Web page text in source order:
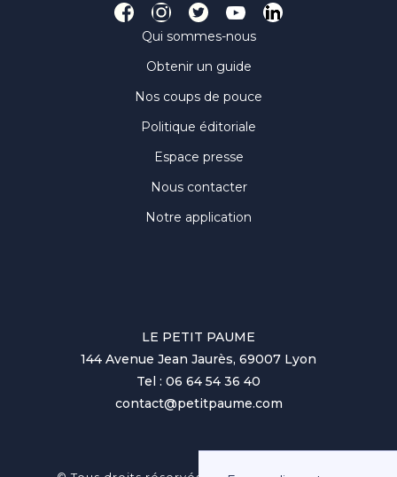
Qui sommes-nous
Obtenir un guide
Nos coups de pouce
Politique éditoriale
Espace presse
Nous contacter
Notre application
LE PETIT PAUME
144 Avenue Jean Jaurès, 69007 Lyon
Tel : 06 64 54 36 40
contact@petitpaume.com